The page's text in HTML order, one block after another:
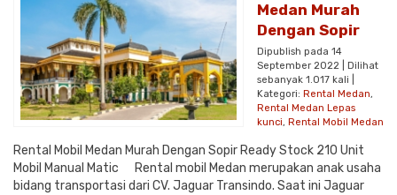
Medan Murah
Dengan Sopir
Dipublish pada 14
September 2022 | Dilihat
sebanyak 1.017 kali |
Kategori: Rental Medan,
Rental Medan Lepas
kunci, Rental Mobil Medan
Rental Mobil Medan Murah Dengan Sopir Ready Stock 210 Unit
Mobil Manual Matic Rental mobil Medan merupakan anak usaha
bidang transportasi dari CV. Jaguar Transindo. Saat ini Jaguar